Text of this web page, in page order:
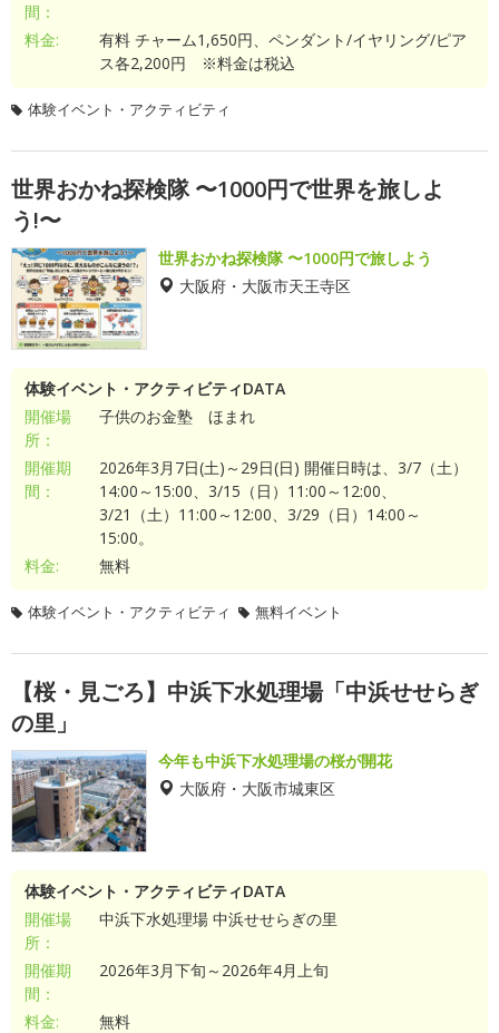
間：
料金:
有料 チャーム1,650円、ペンダント/イヤリング/ピア
ス各2,200円 ※料金は税込
体験イベント・アクティビティ
世界おかね探検隊 〜1000円で世界を旅しよ
う!〜
世界おかね探検隊 〜1000円で旅しよう
大阪府・大阪市天王寺区
体験イベント・アクティビティDATA
開催場
所：
子供のお金塾 ほまれ
開催期
間：
2026年3月7日(土)～29日(日) 開催日時は、3/7（土）
14:00～15:00、3/15（日）11:00～12:00、
3/21（土）11:00～12:00、3/29（日）14:00～
15:00。
料金:
無料
体験イベント・アクティビティ 無料イベント
【桜・見ごろ】中浜下水処理場「中浜せせらぎ
の里」
今年も中浜下水処理場の桜が開花
大阪府・大阪市城東区
体験イベント・アクティビティDATA
開催場
所：
中浜下水処理場 中浜せせらぎの里
開催期
間：
2026年3月下旬～2026年4月上旬
料金: 無料